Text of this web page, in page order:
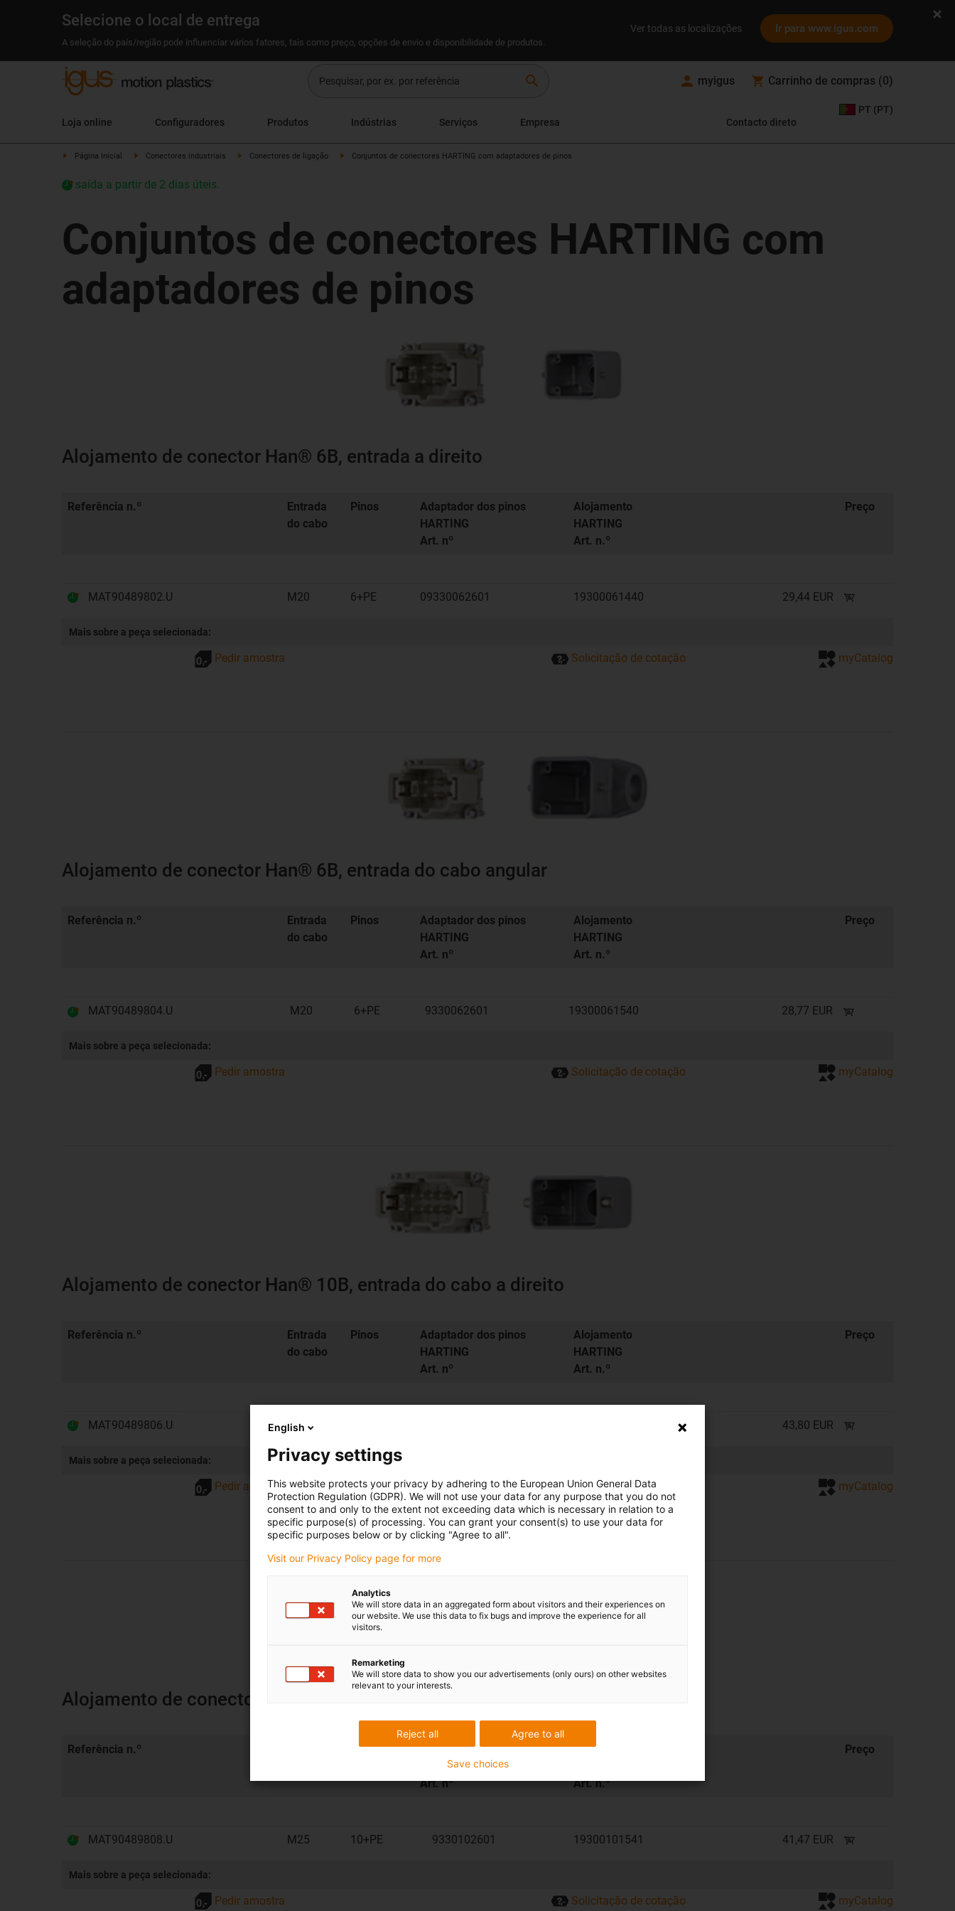
Selecione o local de entrega
A seleção do país/região pode influenciar vários fatores, tais como preço, opções de envio e disponibilidade de produtos.
Ver todas as localizações Ir para www.igus.com
search myigus Carrinho de compras (0)
Loja online Configuradores Produtos Indústrias Serviços Empresa Contacto direto
PT (PT)
Página Inicial Conectores industriais Conectores de ligação Conjuntos de conectores HARTING com adaptadores de pinos
saída a partir de 2 dias úteis.
Conjuntos de conectores HARTING com
adaptadores de pinos
Alojamento de conector Han® 6B, entrada a direito
Referência n.º
Entrada
do cabo
Pinos
Adaptador dos pinos
HARTING
Art. nº
Alojamento
HARTING
Art. n.º
Preço
MAT90489802.U M20 6+PE 09330062601 19300061440 29,44 EUR
Mais sobre a peça selecionada:
Pedir amostra Solicitação de cotação myCatalog
Alojamento de conector Han® 6B, entrada do cabo angular
Referência n.º
Entrada
do cabo
Pinos
Adaptador dos pinos
HARTING
Art. nº
Alojamento
HARTING
Art. n.º
Preço
MAT90489804.U M20 6+PE 9330062601 19300061540 28,77 EUR
Mais sobre a peça selecionada:
Pedir amostra Solicitação de cotação myCatalog
Alojamento de conector Han® 10B, entrada do cabo a direito
Referência n.º
Entrada
do cabo
Pinos
Adaptador dos pinos
HARTING
Art. nº
Alojamento
HARTING
Art. n.º
Preço
MAT90489806.U M25 43,80 EUR
Mais sobre a peça selecionada:
Pedir amostra Solicitação de cotação myCatalog
Alojamento de conector Han® 10B, entrada do cabo angular
Referência n.º Pinos
Adaptador dos pinos
HARTING
Art. nº
Alojamento
Art. n.º
Preço
MAT90489808.U M25 10+PE 9330102601 19300101541 41,47 EUR
Mais sobre a peça selecionada:
Pedir amostra Solicitação de cotação myCatalog
English
Privacy settings
This website protects your privacy by adhering to the European Union General Data
Protection Regulation (GDPR). We will not use your data for any purpose that you do not
consent to and only to the extent not exceeding data which is necessary in relation to a
specific purpose(s) of processing. You can grant your consent(s) to use your data for
specific purposes below or by clicking "Agree to all".
Visit our Privacy Policy page for more
Analytics
We will store data in an aggregated form about visitors and their experiences on
our website. We use this data to fix bugs and improve the experience for all
visitors.
Remarketing
We will store data to show you our advertisements (only ours) on other websites
relevant to your interests.
Agree to all
Reject all
Save choices